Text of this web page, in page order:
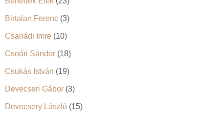
Birtalan Ferenc (3)
Csanádi Imre (10)
Csoóri Sándor (18)
Csukás István (19)
Devecseri Gábor (3)
Devecsery László (15)